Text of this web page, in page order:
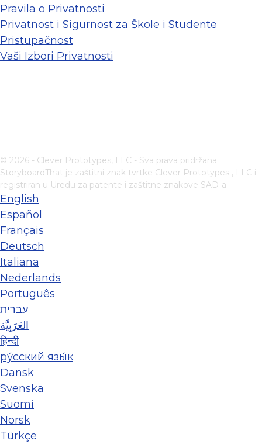
Pravila o Privatnosti
Privatnost i Sigurnost za Škole i Studente
Pristupačnost
Vaši Izbori Privatnosti
© 2026 - Clever Prototypes, LLC - Sva prava pridržana.
StoryboardThat je zaštitni znak tvrtke Clever Prototypes , LLC i
registriran u Uredu za patente i zaštitne znakove SAD-a
English
Español
Français
Deutsch
Italiana
Nederlands
Português
עברית
العَرَبِيَّة
हिन्दी
ру́сский язы́к
Dansk
Svenska
Suomi
Norsk
Türkçe